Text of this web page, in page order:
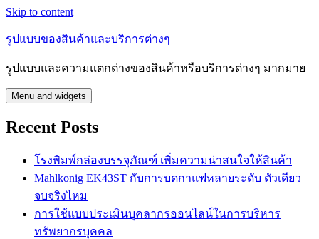
Skip to content
รูปแบบของสินค้าและบริการต่างๆ
รูปแบบและความแตกต่างของสินค้าหรือบริการต่างๆ มากมาย
Menu and widgets
Recent Posts
โรงพิมพ์กล่องบรรจุภัณฑ์ เพิ่มความน่าสนใจให้สินค้า
Mahlkonig EK43ST กับการบดกาแฟหลายระดับ ตัวเดียว
จบจริงไหม
การใช้แบบประเมินบุคลากรออนไลน์ในการบริหาร
ทรัพยากรบุคคล